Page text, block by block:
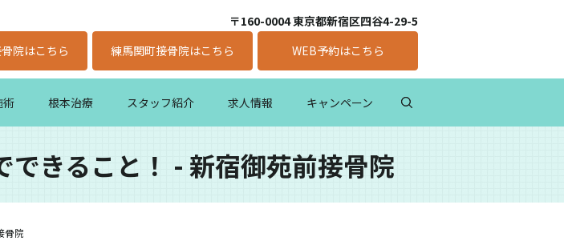
〒160-0004 東京都新宿区四谷4-29-5
院はこちら
練馬関町接骨院はこちら WEB予約はこちら
術 根本治療 スタッフ紹介 求人情報 キャンペーン
きること！ - 新宿御苑前接骨院
骨院